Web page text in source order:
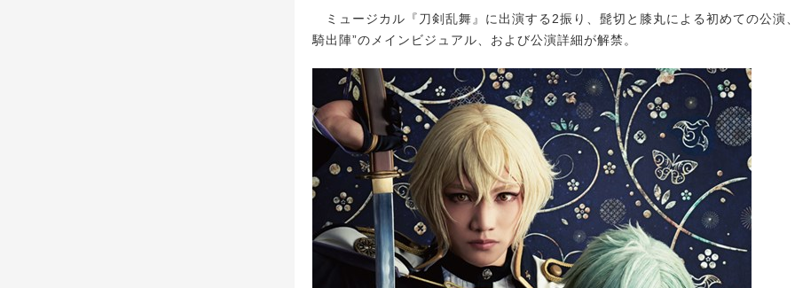
ミュージカル『刀剣乱舞』に出演する2振り、髭切と膝丸による初めての公演
騎出陣”のメインビジュアル、および公演詳細が解禁。